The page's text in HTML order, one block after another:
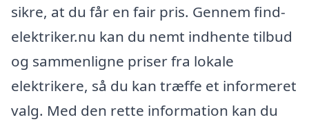
sikre, at du får en fair pris. Gennem find-
elektriker.nu kan du nemt indhente tilbud
og sammenligne priser fra lokale
elektrikere, så du kan træffe et informeret
valg. Med den rette information kan du